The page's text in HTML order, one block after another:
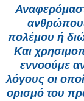
πολέμου ή
Και
εννοούμε
λόγους οι
ορισμό του